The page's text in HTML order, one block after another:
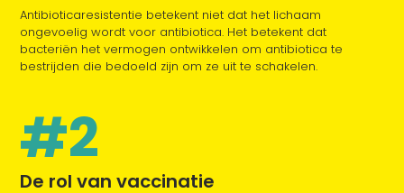
Antibioticaresistentie betekent niet dat het lichaam
ongevoelig wordt voor antibiotica. Het betekent dat
bacteriën het vermogen ontwikkelen om antibiotica te
bestrijden die bedoeld zijn om ze uit te schakelen.
#2
De rol van vaccinatie